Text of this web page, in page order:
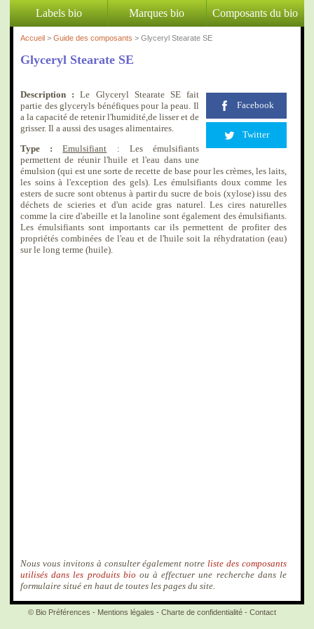
Labels bio Marques bio Composants du bio
Accueil > Guide des composants > Glyceryl Stearate SE
Glyceryl Stearate SE
Facebook
Twitter
Description : Le Glyceryl Stearate SE fait
partie des glyceryls bénéfiques pour la peau. Il
a la capacité de retenir l'humidité,de lisser et de
grisser. Il a aussi des usages alimentaires.
Type :
Emulsifiant : Les émulsifiants
permettent de réunir l'huile et l'eau dans une
émulsion (qui est une sorte de recette de base pour les crèmes, les laits,
les soins à l'exception des gels). Les émulsifiants doux comme les
esters de sucre sont obtenus à partir du sucre de bois (xylose) issu des
déchets de scieries et d'un acide gras naturel. Les cires naturelles
comme la cire d'abeille et la lanoline sont également des émulsifiants.
Les émulsifiants sont importants car ils permettent de profiter des
propriétés combinées de l'eau et de l'huile soit la réhydratation (eau)
sur le long terme (huile).
Nous vous invitons à consulter également notreliste des composants
utilisés dans les produits bio ou à effectuer une recherche dans le
formulaire situé en haut de toutes les pages du site.
© Bio Préférences - Mentions légales - Charte de confidentialité- Contact